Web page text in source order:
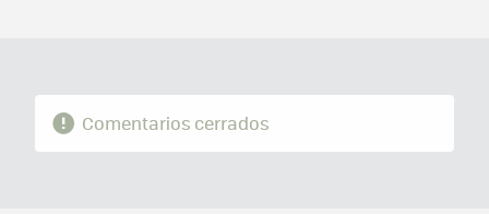
Comentarios cerrados